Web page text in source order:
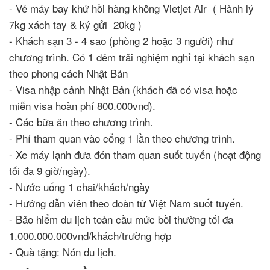
- Vé máy bay khứ hồi hàng không Vietjet Air ( Hành lý
7kg xách tay & ký gửi 20kg )
- Khách sạn 3 - 4 sao (phòng 2 hoặc 3 người) như
chương trình. Có 1 đêm trải nghiệm nghỉ tại khách sạn
theo phong cách Nhật Bản
- Visa nhập cảnh Nhật Bản (khách đã có visa hoặc
miễn visa hoàn phí 800.000vnd).
- Các bữa ăn theo chương trình.
- Phí tham quan vào cổng 1 lần theo chương trình.
- Xe máy lạnh đưa đón tham quan suốt tuyến (hoạt động
tối đa 9 giờ/ngày).
- Nước uống 1 chai/khách/ngày
- Hướng dẫn viên theo đoàn từ Việt Nam suốt tuyến.
- Bảo hiểm du lịch toàn cầu mức bồi thường tối đa
1.000.000.000vnd/khách/trường hợp
- Quà tặng: Nón du lịch.